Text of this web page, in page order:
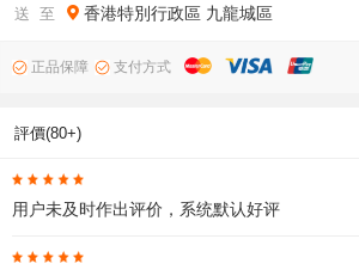
送 至 香港特別行政區 九龍城區
正品保障 支付方式
評價(80+)
用户未及时作出评价，系统默认好评